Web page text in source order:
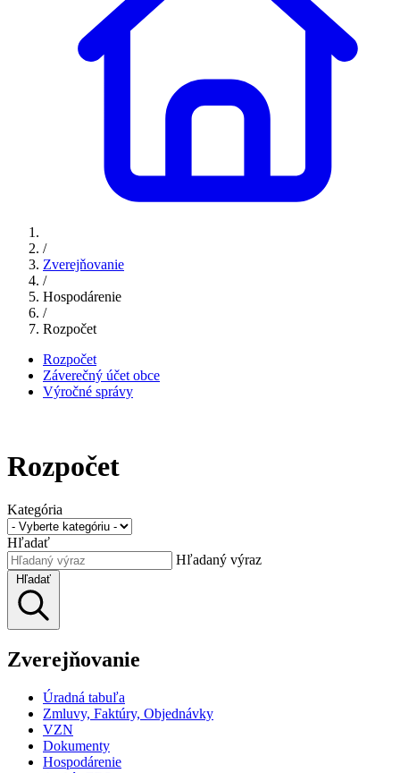
/
Zverejňovanie
/
Hospodárenie
/
Rozpočet
Rozpočet
Záverečný účet obce
Výročné správy
Rozpočet
Kategória
Hľadať
Hľadaný výraz
Hľadať
Zverejňovanie
Úradná tabuľa
Zmluvy, Faktúry, Objednávky
VZN
Dokumenty
Hospodárenie